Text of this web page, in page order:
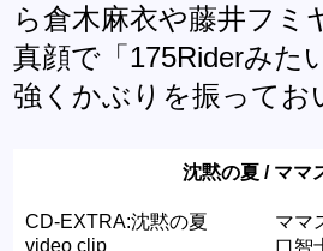
ら倉木麻衣や藤井フ
真顔で「175Riderみた
強くかぶりを振ってお
沈黙の夏 / ママ
CD-EXTRA:沈黙の夏
video clip
ママ
口智